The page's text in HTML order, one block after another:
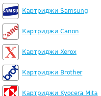
Картриджи Samsung
Картриджи Canon
Картриджи Xerox
Картриджи Brother
Картриджи Kyocera Mita